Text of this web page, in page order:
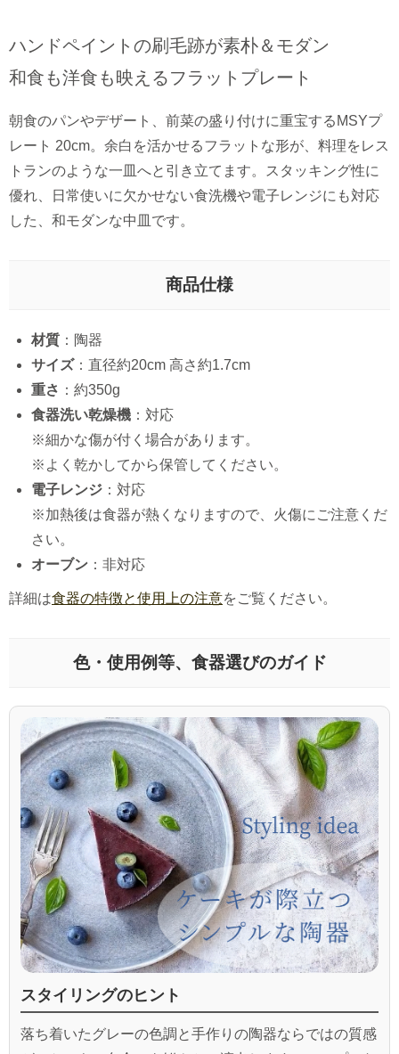
ハンドペイントの刷毛跡が素朴＆モダン
和食も洋食も映えるフラットプレート
朝食のパンやデザート、前菜の盛り付けに重宝するMSYプ
レート 20cm。余白を活かせるフラットな形が、料理をレス
トランのような一皿へと引き立てます。スタッキング性に
優れ、日常使いに欠かせない食洗機や電子レンジにも対応
した、和モダンな中皿です。
商品仕様
材質 ：陶器
サイズ：直径約20cm 高さ約1.7cm
重さ ：約350g
食器洗い乾燥機 ：対応
※細かな傷が付く場合があります。
※よく乾かしてから保管してください。
電子レンジ ：対応
※加熱後は食器が熱くなりますので、火傷にご注意くだ
さい。
オーブン ：非対応
詳細は食器の特徴と使用上の注意をご覧ください。
色・使用例等、食器選びのガイド
スタイリングのヒント
落ち着いたグレーの色調と手作りの陶器ならではの質感